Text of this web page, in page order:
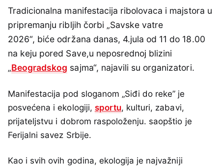
Tradicionalna manifestacija ribolovaca i majstora u
pripremanju ribljih čorbi „Savske vatre
2026“, biće održana danas, 4.jula od 11 do 18.00
na keju pored Save,u neposrednoj blizini
„Beogradskog sajma“, najavili su organizatori.
Manifestacija pod sloganom „Siđi do reke” je
posvećena i ekologiji, sportu, kulturi, zabavi,
prijateljstvu i dobrom raspoloženju. saopštio je
Ferijalni savez Srbije.
Kao i svih ovih godina, ekologija je najvažniji